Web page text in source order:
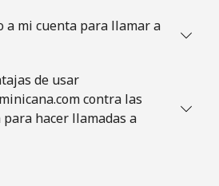
a mi cuenta para llamar a
de usar
contra las
hacer llamadas a